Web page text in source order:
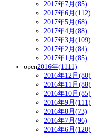
2017年7月(85)
2017年6月(112)
2017年5月(68)
2017年4月(88)
2017年3月(109)
2017年2月(84)
2017年1月(85)
open2016年(1111)
2016年12月(80)
2016年11月(88)
2016年10月(85)
2016年9月(111)
2016年8月(73)
2016年7月(96)
2016年6月(120)